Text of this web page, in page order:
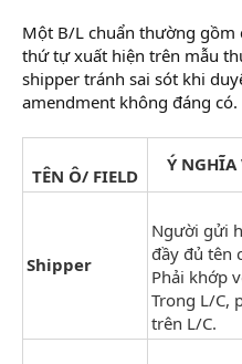
e
r
Một B/L chuẩn thường gồm
thứ tự xuất hiện trên mẫu
shipper tránh sai sót khi
amendment không đáng có.
TÊN Ô/ FIELD
Ý
Shipper
Người gửi
đầy đủ tên
Phải khớp
Trong L/C,
trên L/C.